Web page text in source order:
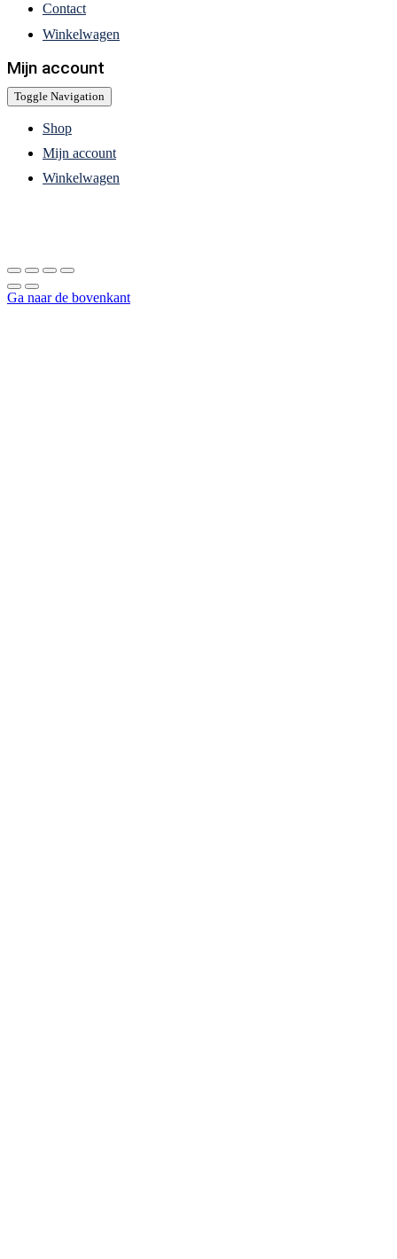
Contact
Winkelwagen
Mijn account
Toggle Navigation
Shop
Mijn account
Winkelwagen
Ga naar de bovenkant